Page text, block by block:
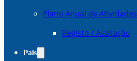
Plano Anual de Atividades
Registo / Avaliação
Pais